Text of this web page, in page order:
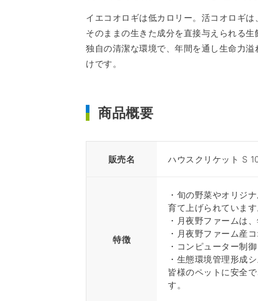
イエコオロギは低カロリー。活コオロギは
そのままの生きた成分を直接与えられる生
独自の清潔な環境で、年間を通し生命力
けです。
商品概要
販売名 ハウスクリケット S
特徴
・旬の野菜やオリジ
育て上げられています
・月夜野ファームは
・月夜野ファーム産
・コンピューター制
・生態環境管理形成
皆様のペットに安全
す。